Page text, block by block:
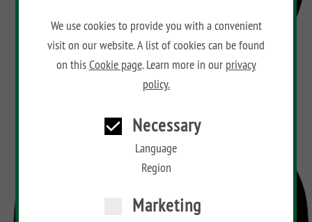
We use cookies to provide you with a convenient
visit on our website. A list of cookies can be found
on thisCookie page. Learn more in our privacy
policy.
Necessary
Language
Region
Marketing